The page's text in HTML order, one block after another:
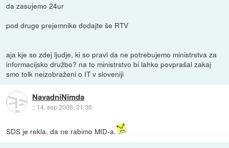
da zasujemo 24ur
pod druge prejemnike dodajte še RTV
aja kje so zdej ljudje, ki so pravl da ne potrebujemo ministrstva za
informacijsko družbo? na to ministrstvo bi lahko povprašal zakaj
smo tolk neizobraženi o IT v sloveniji
NavadniNimda
:: 14. sep 2006, 21:36
SDS je rekla, da ne rabimo MID-a.